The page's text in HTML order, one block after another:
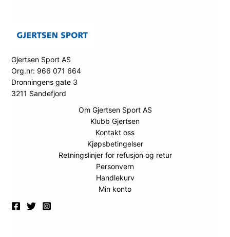
Gjertsen Sport AS
Org.nr: 966 071 664
Dronningens gate 3
3211 Sandefjord
Om Gjertsen Sport AS
Klubb Gjertsen
Kontakt oss
Kjøpsbetingelser
Retningslinjer for refusjon og retur
Personvern
Handlekurv
Min konto